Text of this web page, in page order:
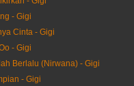
- Gigi
Cinta - Gigi
- Gigi
Berlalu (Nirwana) - Gigi
- Gigi